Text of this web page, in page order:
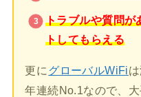
トラブルや質問が
トしてもらえる
更に グローバルWiFi
年連続No.1なので、